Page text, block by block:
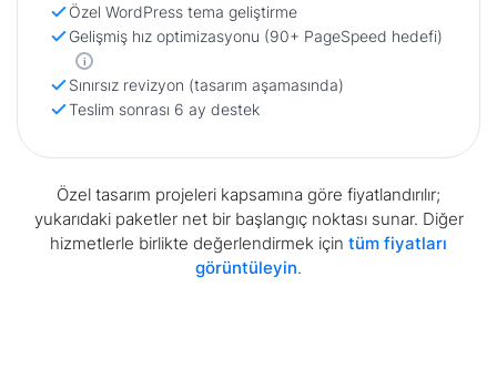
Özel WordPress tema geliştirme
Gelişmiş hız optimizasyonu (90+ PageSpeed hedefi)
i
Sınırsız revizyon (tasarım aşamasında)
Teslim sonrası 6 ay destek
Özel tasarım projeleri kapsamına göre fiyatlandırılır;
yukarıdaki paketler net bir başlangıç noktası sunar. Diğer
hizmetlerle birlikte değerlendirmek için tüm fiyatları
görüntüleyin.